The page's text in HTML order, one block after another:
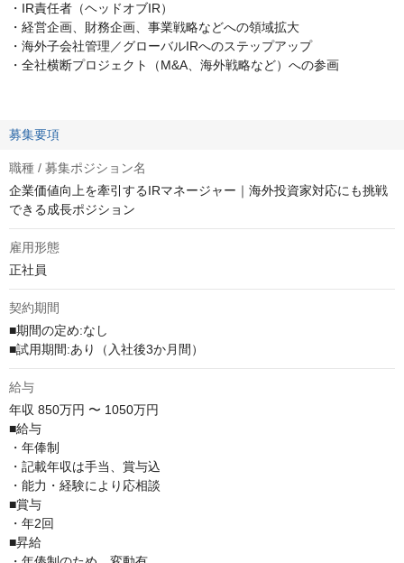
・IR責任者（ヘッドオブIR）
・経営企画、財務企画、事業戦略などへの領域拡大
・海外子会社管理／グローバルIRへのステップアップ
・全社横断プロジェクト（M&A、海外戦略など）への参画
募集要項
職種 / 募集ポジション名
企業価値向上を牽引するIRマネージャー｜海外投資家対応にも挑戦
できる成長ポジション
雇用形態
正社員
契約期間
■期間の定め:なし
■試用期間:あり（入社後3か月間）
給与
年収 850万円 〜 1050万円
■給与
・年俸制
・記載年収は手当、賞与込
・能力・経験により応相談
■賞与
・年2回
■昇給